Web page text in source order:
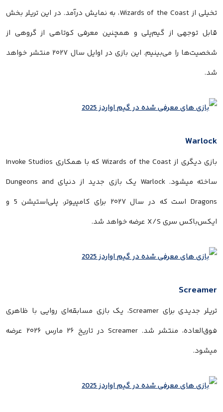
تخیلی از Wizards of the Coast، به نمایش درآمد. در این تریلر بخش
قابل توجهی از گیم‌پلی و همچنین معرفی کوتاهی از گروهی از
شخصیت‌ها را می‌بینیم. این بازی در اوایل سال ۲۰۲۷ منتشر خواهد
شد.
Warlock
بازی دیگری از Wizards of the Coast که با همکاری Invoke Studios
ساخته میشود. Warlock یک بازی جدید از دنیای Dungeons and
Dragons است که در سال ۲۰۲۷ برای کامپیوتر، پلی‌استیشن 5 و
ایکس‌باکس سری X/S عرضه خواهد شد.
Screamer
تریلر جدیدی برای Screamer، یک بازی مسابقه‌ای روایی با ظاهری
فوق‌العاده، منتشر شد. Screamer در تاریخ ۲۶ مارس ۲۰۲۶ عرضه
میشود.